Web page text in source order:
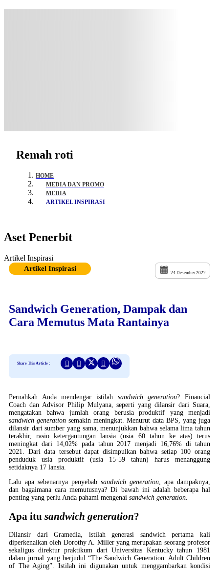
Remah roti
HOME
MEDIA DAN PROMO
MEDIA
ARTIKEL INSPIRASI
Aset Penerbit
Artikel Inspirasi
Artikel Inspirasi
24 Desember 2022
Sandwich Generation, Dampak dan
Cara Memutus Mata Rantainya
Share This Article :
Pernahkah Anda mendengar istilah sandwich generation? Financial
Coach dan Advisor Philip Mulyana, seperti yang dilansir dari Suara,
mengatakan bahwa jumlah orang berusia produktif yang menjadi
sandwich generation semakin meningkat. Menurut data BPS, yang juga
dilansir dari sumber yang sama, menunjukkan bahwa selama lima tahun
terakhir, rasio ketergantungan lansia (usia 60 tahun ke atas) terus
meningkat dari 14,02% pada tahun 2017 menjadi 16,76% di tahun
2021. Dari data tersebut dapat disimpulkan bahwa setiap 100 orang
penduduk usia produktif (usia 15-59 tahun) harus menanggung
setidaknya 17 lansia.
Lalu apa sebenarnya penyebab sandwich generation, apa dampaknya,
dan bagaimana cara memutusnya? Di bawah ini adalah beberapa hal
penting yang perlu Anda pahami mengenai sandwich generation.
Apa itu sandwich generation?
Dilansir dari Gramedia, istilah generasi sandwich pertama kali
diperkenalkan oleh Dorothy A. Miller yang merupakan seorang profesor
sekaligus direktur praktikum dari Universitas Kentucky tahun 1981
dalam jurnal yang berjudul “The Sandwich Generation: Adult Children
of The Aging”. Istilah ini digunakan untuk menggambarkan kondisi